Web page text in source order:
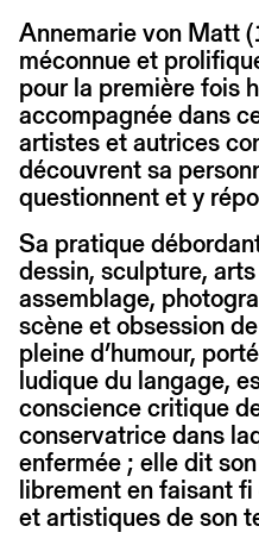
Annemarie von
méconnue et
pour la première fois
accompagnée dans
artistes et autrices
découvrent sa
questionnent et y
Sa pratique
dessin, sculpture,
assemblage,
scène et obsession
pleine d’humour,
ludique du langage,
conscience critique
conservatrice dans
enfermée ; elle dit
librement en faisant
et artistiques de son